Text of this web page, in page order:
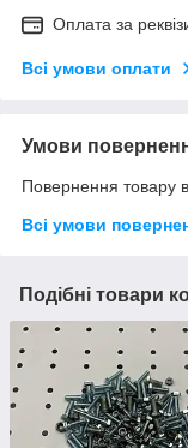
Оплата за
Всі умови оплати
Умови
Повернення товару
Всі умови
Подібні товари